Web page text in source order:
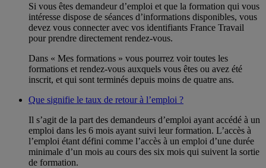
Si vous êtes demandeur d’emploi et que la formation qui vous
intéresse dispose de séances d’informations disponibles, vous
devez vous connecter avec vos identifiants France Travail
pour prendre directement rendez-vous.
Dans « Mes formations » vous pourrez voir toutes les
formations et rendez-vous auxquels vous êtes ou avez été
inscrit, et qui sont terminés depuis moins de quatre ans.
Que signifie le taux de retour à l’emploi ?
Il s’agit de la part des demandeurs d’emploi ayant accédé à un
emploi dans les 6 mois ayant suivi leur formation. L’accès à
l’emploi étant défini comme l’accès à un emploi d’une durée
minimale d’un mois au cours des six mois qui suivent la sortie
de formation.